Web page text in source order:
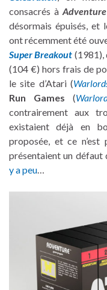
consacrés àAdventure
désormais épuisés, et
ont récemment été
Super Breakout (1981),
(104 €) hors frais de
le site d’Atari (
Run Games (
contrairement aux
existaient déjà en
proposée, et ce
présentaient un défaut
y a peu…